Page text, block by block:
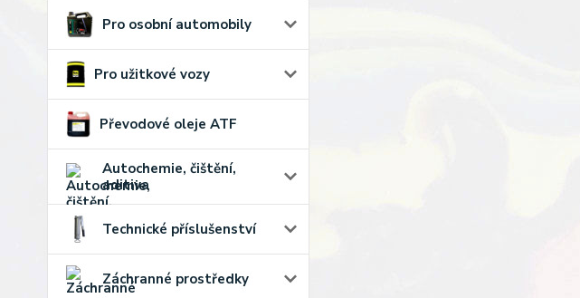
Pro osobní automobily
Pro užitkové vozy
Převodové oleje ATF
Autochemie, čištění,
aditiva
Technické příslušenství
Záchranné prostředky